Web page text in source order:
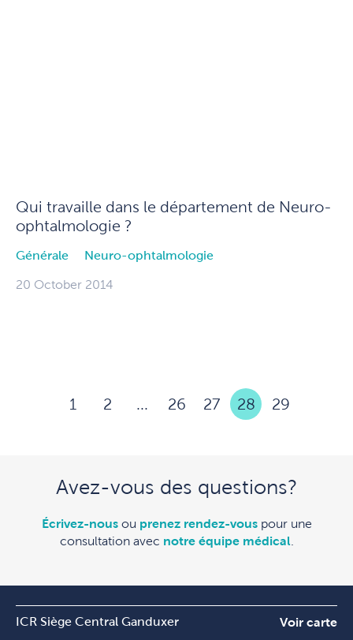
Qui travaille dans le département de Neuro-
ophtalmologie ?
Générale Neuro-ophtalmologie
20 October 2014
1 2 ... 26 27 28 29
Avez-vous des questions?
Écrivez-nousou prenez rendez-vouspour une
consultation avec notre équipe médical.
ICR Siège Central Ganduxer Voir carte